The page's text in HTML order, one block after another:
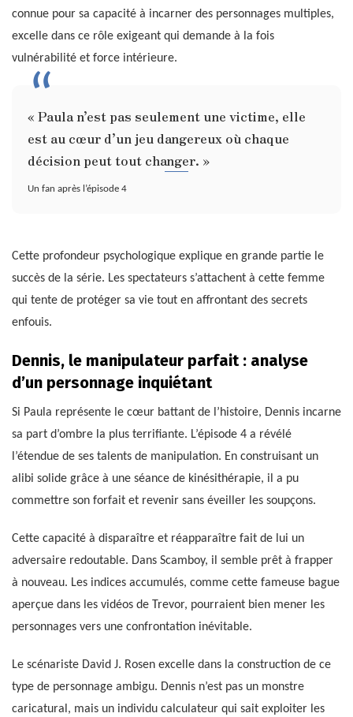
connue pour sa capacité à incarner des personnages multiples,
excelle dans ce rôle exigeant qui demande à la fois
vulnérabilité et force intérieure.
« Paula n’est pas seulement une victime, elle
est au cœur d’un jeu dangereux où chaque
décision peut tout changer. »
Un fan après l’épisode 4
Cette profondeur psychologique explique en grande partie le
succès de la série. Les spectateurs s’attachent à cette femme
qui tente de protéger sa vie tout en affrontant des secrets
enfouis.
Dennis, le manipulateur parfait : analyse
d’un personnage inquiétant
Si Paula représente le cœur battant de l’histoire, Dennis incarne
sa part d’ombre la plus terrifiante. L’épisode 4 a révélé
l’étendue de ses talents de manipulation. En construisant un
alibi solide grâce à une séance de kinésithérapie, il a pu
commettre son forfait et revenir sans éveiller les soupçons.
Cette capacité à disparaître et réapparaître fait de lui un
adversaire redoutable. Dans Scamboy, il semble prêt à frapper
à nouveau. Les indices accumulés, comme cette fameuse bague
aperçue dans les vidéos de Trevor, pourraient bien mener les
personnages vers une confrontation inévitable.
Le scénariste David J. Rosen excelle dans la construction de ce
type de personnage ambigu. Dennis n’est pas un monstre
caricatural, mais un individu calculateur qui sait exploiter les